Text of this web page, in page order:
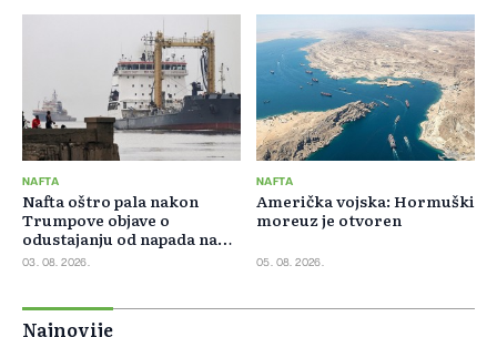
NAFTA
Nafta oštro pala nakon
Trumpove objave o
odustajanju od napada na
Iran
03. 08. 2026.
NAFTA
Američka vojska: Hormuški
moreuz je otvoren
05. 08. 2026.
Najnovije